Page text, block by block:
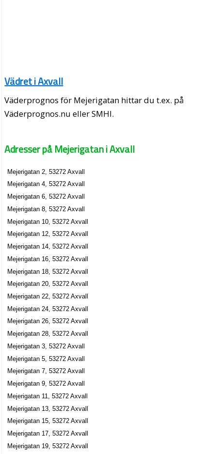
Vädret i Axvall
Väderprognos för Mejerigatan hittar du t.ex. på
Väderprognos.nu eller SMHI.
Adresser på Mejerigatan i Axvall
Mejerigatan 2, 53272 Axvall
Mejerigatan 4, 53272 Axvall
Mejerigatan 6, 53272 Axvall
Mejerigatan 8, 53272 Axvall
Mejerigatan 10, 53272 Axvall
Mejerigatan 12, 53272 Axvall
Mejerigatan 14, 53272 Axvall
Mejerigatan 16, 53272 Axvall
Mejerigatan 18, 53272 Axvall
Mejerigatan 20, 53272 Axvall
Mejerigatan 22, 53272 Axvall
Mejerigatan 24, 53272 Axvall
Mejerigatan 26, 53272 Axvall
Mejerigatan 28, 53272 Axvall
Mejerigatan 3, 53272 Axvall
Mejerigatan 5, 53272 Axvall
Mejerigatan 7, 53272 Axvall
Mejerigatan 9, 53272 Axvall
Mejerigatan 11, 53272 Axvall
Mejerigatan 13, 53272 Axvall
Mejerigatan 15, 53272 Axvall
Mejerigatan 17, 53272 Axvall
Mejerigatan 19, 53272 Axvall